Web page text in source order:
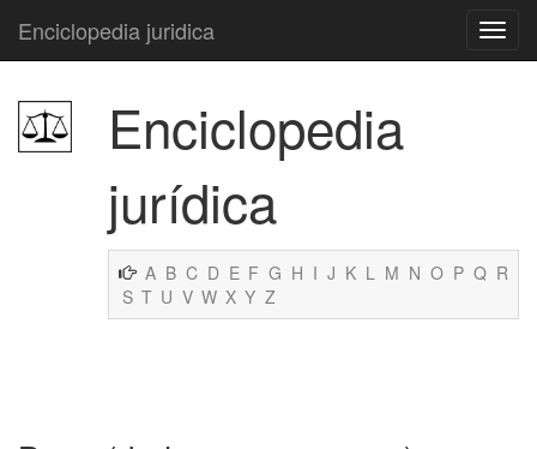
Enciclopedia juridica
Enciclopedia
jurídica
A B C D E F G H I J K L M N O P Q R
S T U V W X Y Z